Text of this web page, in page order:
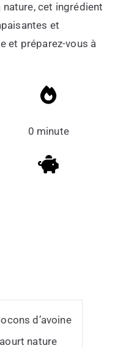
nature, cet ingrédient
et
et préparez-vous à
0 minute
d’avoine
nature